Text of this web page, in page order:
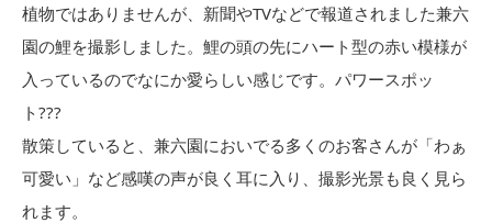
植物ではありませんが、新聞やTVなどで報道されました兼六
園の鯉を撮影しました。鯉の頭の先にハート型の赤い模様が
入っているのでなにか愛らしい感じです。パワースポッ
ト???
散策していると、兼六園においでる多くのお客さんが「わぁ
可愛い」など感嘆の声が良く耳に入り、撮影光景も良く見ら
れます。